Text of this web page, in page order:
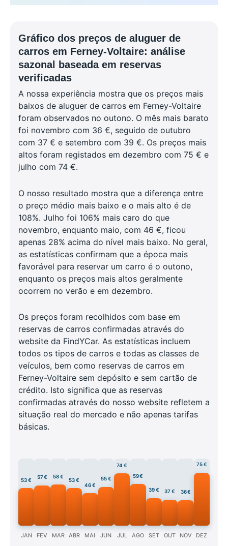
Gráfico dos preços de aluguer de
carros em Ferney-Voltaire: análise
sazonal baseada em reservas
verificadas
A nossa experiência mostra que os preços mais
baixos de aluguer de carros em Ferney-Voltaire
foram observados no outono. O mês mais barato
foi novembro com 36 €, seguido de outubro
com 37 € e setembro com 39 €. Os preços mais
altos foram registados em dezembro com 75 € e
julho com 74 €.
O nosso resultado mostra que a diferença entre
o preço médio mais baixo e o mais alto é de
108%. Julho foi 106% mais caro do que
novembro, enquanto maio, com 46 €, ficou
apenas 28% acima do nível mais baixo. No geral,
as estatísticas confirmam que a época mais
favorável para reservar um carro é o outono,
enquanto os preços mais altos geralmente
ocorrem no verão e em dezembro.
Os preços foram recolhidos com base em
reservas de carros confirmadas através do
website da FindYCar. As estatísticas incluem
todos os tipos de carros e todas as classes de
veículos, bem como reservas de carros em
Ferney-Voltaire sem depósito e sem cartão de
crédito. Isto significa que as reservas
confirmadas através do nosso website refletem a
situação real do mercado e não apenas tarifas
básicas.
53 €
JAN
57 €
FEV
58 €
MAR
53 €
ABR
46 €
MAI
55 €
JUN
74 €
JUL
59 €
AGO
39 €
SET
37 €
OUT
36 €
NOV
75 €
DEZ